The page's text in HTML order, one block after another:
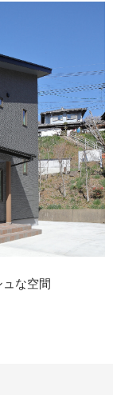
な空間